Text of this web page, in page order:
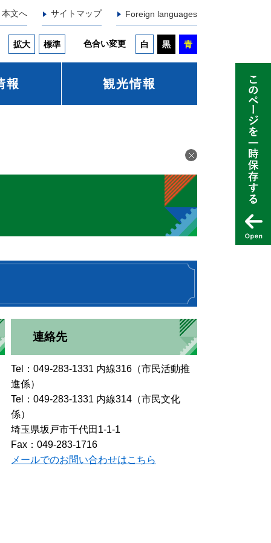
本文へ サイトマップ Foreign languages
拡大 標準 色合い変更 白 黒 青
報 観光情報
連絡先
Tel：049-283-1331 内線316（市民活動推
進係）
Tel：049-283-1331 内線314（市民文化
係）
埼玉県坂戸市千代田1-1-1
Fax：049-283-1716
メールでのお問い合わせはこちら